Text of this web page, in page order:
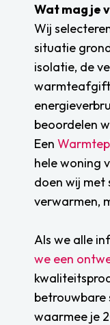
Wat mag je
Wij
situatie
isolatie, de
beoordelen
Een
hele woning
doen wij met
verwarmen,
Als we alle
we een
waarmee je